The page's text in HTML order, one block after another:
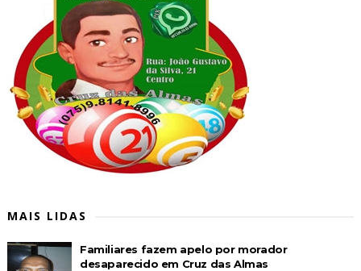
MAIS LIDAS
Familiares fazem apelo por morador
desaparecido em Cruz das Almas